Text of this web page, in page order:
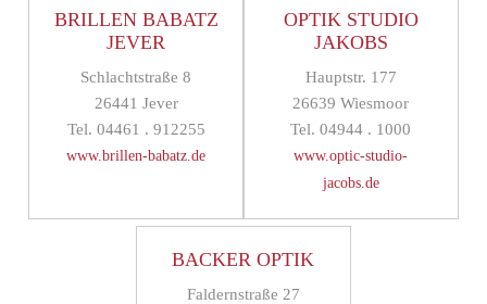
BRILLEN BABATZ
JEVER
Schlachtstraße 8
26441 Jever
Tel. 04461 . 912255
www.brillen-babatz.de
OPTIK STUDIO
JAKOBS
Hauptstr. 177
26639 Wiesmoor
Tel. 04944 . 1000
www.optic-studio-
jacobs.de
BACKER OPTIK
Faldernstraße 27